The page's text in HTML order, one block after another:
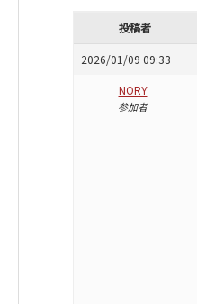
投稿者
2026/01/09 09:33
NORY
参加者